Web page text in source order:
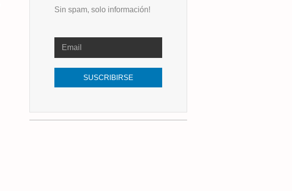
Sin spam, solo información!
SUSCRIBIRSE